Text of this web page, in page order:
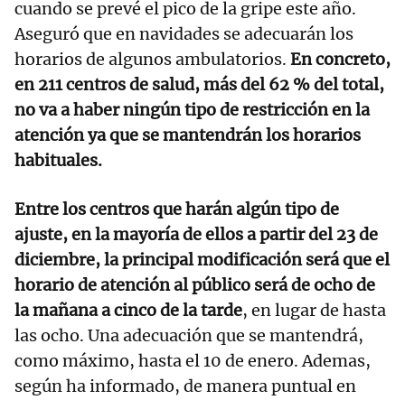
cuando se prevé el pico de la gripe este año.
Aseguró que en navidades se adecuarán los
horarios de algunos ambulatorios. En concreto,
en 211 centros de salud, más del 62 % del total,
no va a haber ningún tipo de restricción en la
atención ya que se mantendrán los horarios
habituales.
Entre los centros que harán algún tipo de
ajuste, en la mayoría de ellos a partir del 23 de
diciembre, la principal modificación será que el
horario de atención al público será de ocho de
la mañana a cinco de la tarde, en lugar de hasta
las ocho. Una adecuación que se mantendrá,
como máximo, hasta el 10 de enero. Ademas,
según ha informado, de manera puntual en